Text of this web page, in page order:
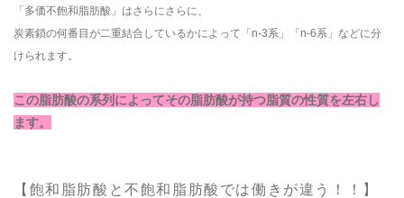
「多価不飽和脂肪酸」はさらにさらに、
炭素鎖の何番目が二重結合しているかによって「n-3系」「n-6系」などに分
けられます。
この脂肪酸の系列によってその脂肪酸が持つ脂質の性質を左右し
ます。
【飽和脂肪酸と不飽和脂肪酸では働きが違う！！】